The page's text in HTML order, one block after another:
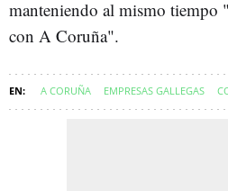
manteniendo al mismo
con A Coruña".
A CORUÑA EMPRESAS GALLEGAS